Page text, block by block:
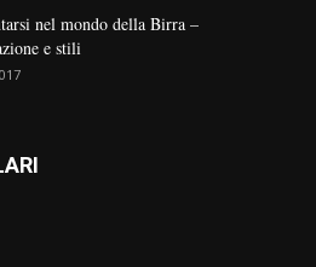
nel mondo della Birra –
e stili